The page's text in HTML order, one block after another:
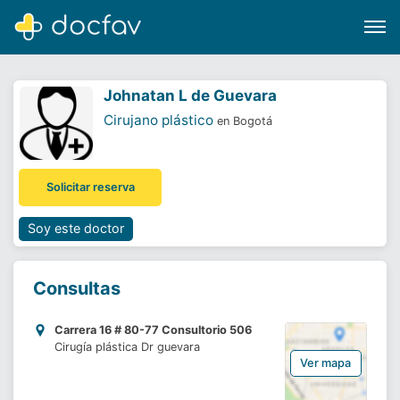
Software para clínicas
¿Eres un doctor?
Johnatan L de Guevara
Cirujano plástico en Bogotá
Solicitar reserva
Soy este doctor
Consultas
Carrera 16 # 80-77 Consultorio 506
Cirugía plástica Dr guevara
Ver mapa